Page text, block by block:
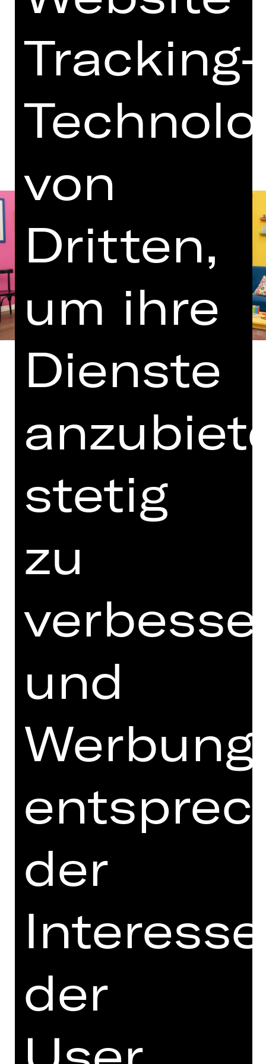
20.00 Uhr
Deutsches Museum Nürnberg –
Zukunftsmuseum
Termine und Besetzung
Eine Kooperation mit dem Deutschen
Museum Nürnberg – DAS
ZUKUNFTSMUSEUM
von ihrem verrückten Bruder erbt,
entschließt sie sich, die attraktive
Immobilie in der Nürnberger
Innenstadt zu Geld zu machen.
des Maklerbüros, hat allerdings seine
liebe Mühe damit, die Wohnung unter
vorlaute Inventar – Staubsaugroboter
Volker und Smartfridge Frosty – gibt
sich alle Mühe, jeden Interessierten
Die vier aufeinander aufbauenden
Folgen unserer Crime-Comedy-Serie
in einer Live-Übertragung aus dem
True-Crime-Loft verfolgt werden.
Wenn Sie wollen, können Sie die
Episode 1:Wieviel Kilo sind ein
Hologramm
Albquartier.com
Episode 3:
Episode 4:Hart Feelings
Episode 5:Ausgeliehen
Jeder Abend im Zukunftsmuseum
beginnt aber ohnehin mit einer
geschehen ist - Sie können also auch
einfach vorbeikommen und den
Abend genießen, ohne die Folgen
Im Anschluss haben Sie die
Tracking-
von
Dritten,
um ihre
Dienste
stetig
zu
und
Werbung
der
der